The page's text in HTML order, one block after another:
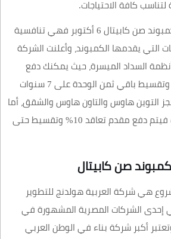
كافة الاحتياجات.
أما عن أسعار الوحدات بكمبوند صن كابيتال 6 أكتوبر فهي تنافسية
التي يقدمها الكمبوند، وأعلنت الشركة
السداد الميسرة، حيث يمكنك دفع
10% مقدم حجز وتعاقد، وتقسيط باقي ثمن الوحدة على 7 سنوات
التوين هاوس والتاون هاوس والشقق، أما
لحجز الدوبلكس والفيلات فيتم دفع مقدم تعاقد 10% وتقسيط حتى
صن كابيتال
هي شركة العربية هولدنج للتطوير
إحدى الشركات المصرية المشهورة في
أكبر شركة بناء في الوطن العربي